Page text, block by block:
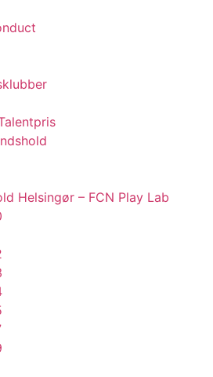
Helsingør – FCN Play Lab